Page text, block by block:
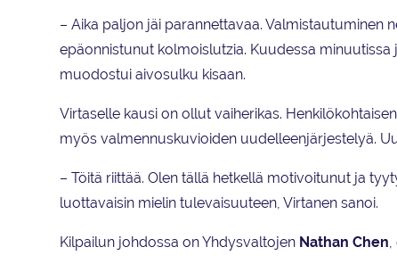
– Aika paljon jäi parannettavaa. Valmistautuminen
epäonnistunut kolmoislutzia. Kuudessa
muodostui aivosulku kisaan.
Virtaselle kausi on ollut vaiherikas.
myös valmennuskuvioiden uudelleenjärjestelyä.
– Töitä riittää. Olen tällä hetkellä motivoitunut ja
luottavaisin mielin tulevaisuuteen, Virtanen sanoi.
Kilpailun johdossa on Yhdysvaltojen Nathan Chen,